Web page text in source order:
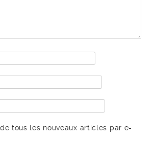
tous les nouveaux articles par e-